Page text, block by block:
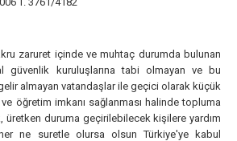
zaruret içinde ve muhtaç durumda bulunan
güvenlik kuruluşlarına tabi olmayan ve bu
almayan vatandaşlar ile geçici olarak küçük
öğretim imkanı sağlanması halinde topluma
üretken duruma geçirilebilecek kişilere yardım
ne suretle olursa olsun Türkiye'ye kabul